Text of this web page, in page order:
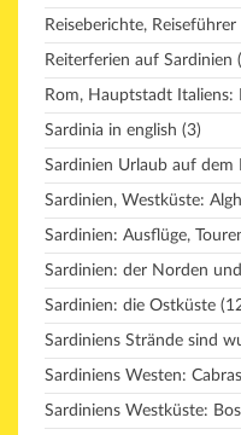
Reiseberichte,
Reiterferien auf Sardinien
Rom, Hauptstadt Italiens:
Sardinia in english (3)
Sardinien Urlaub auf
Sardinien, Westküste:
Sardinien: Ausflüge,
Sardinien: der Norden
Sardinien: die Ostküste
Sardiniens Strände sind
Sardiniens Westen:
Sardiniens Westküste: